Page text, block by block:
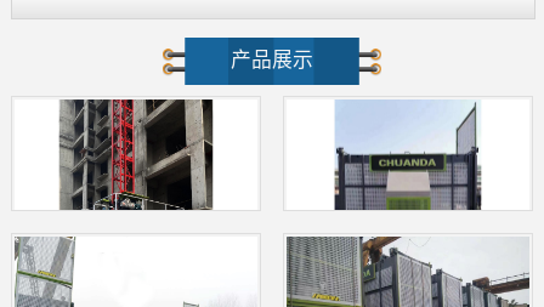
新型建筑工业化进程
产品展示